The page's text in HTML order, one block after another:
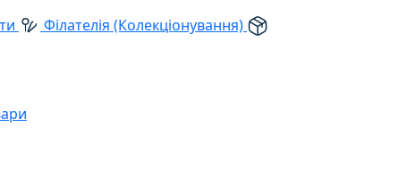
Філателія (Колекціонування)